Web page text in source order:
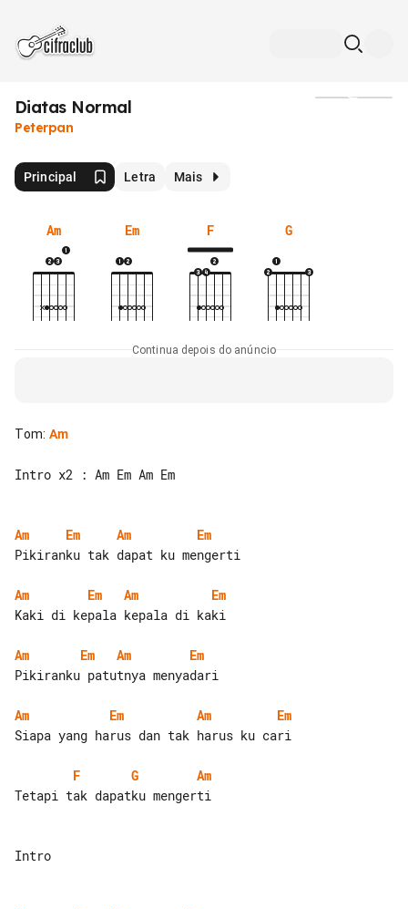
Diatas Normal
Peterpan
Principal Letra Mais
Am Em F G
Continua depois do anúncio
Tom: Am
Intro x2 : Am Em Am Em
Am Em Am
Em
Pikiranku tak dapat ku mengerti
Am Em Am
Em
Kaki di kepala kepala di kaki
Am Em Am
Em
Pikiranku patutnya menyadari
Am Em Am
Em
Siapa yang harus dan tak harus ku cari
F G
Am
Tetapi tak dapatku mengerti
Intro